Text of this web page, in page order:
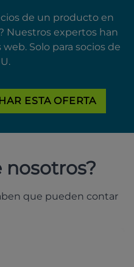
de un producto en
Nuestros expertos han
Solo para socios de
ESTA OFERTA
nosotros?
que pueden contar